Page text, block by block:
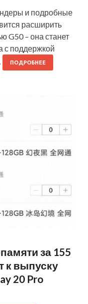
и подробные
расширить
G50 – она станет
с поддержкой
ПОДРОБНЕЕ
за 155
к выпуску
20 Pro